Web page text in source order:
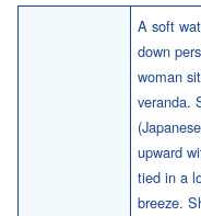
A soft
down
woman
veranda.
upward
tied in a
breeze.